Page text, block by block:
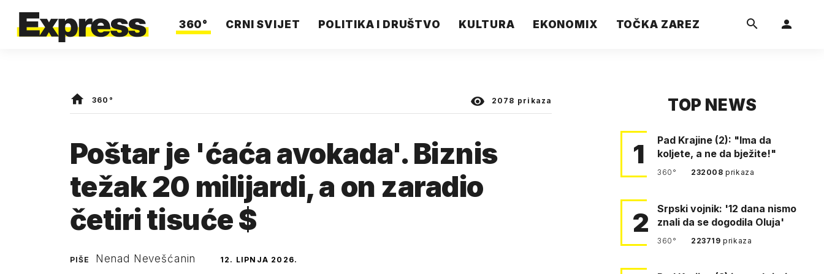
360° CRNI SVIJET POLITIKA I DRUŠTVO KULTURA EKONOMIX TOČKA ZAREZ
360° 2078 prikaza
Poštar je 'ćaća avokada'. Biznis
težak 20 milijardi, a on zaradio
četiri tisuće $
PIŠE Nenad Nevešćanin 12. LIPNJA 2026.
TOP NEWS
1
Pad Krajine (2): "Ima da
koljete, a ne da bježite!"
360° 232008prikaza
2
Srpski vojnik: '12 dana nismo
znali da se dogodila Oluja'
360° 223719prikaza